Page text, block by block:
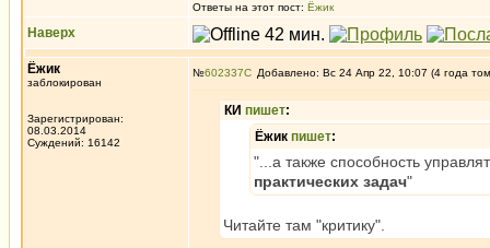
Ответы на этот пост: Ёжик
Наверх
Ёжик
заблокирован
Зарегистрирован:
08.03.2014
Суждений: 16142
№602337 Добавлено: Вс 24 Апр 22, 10:07 (4 года
КИ пишет:
Ёжик пишет:
"...а также способность
практических задач"
Читайте там "критику".